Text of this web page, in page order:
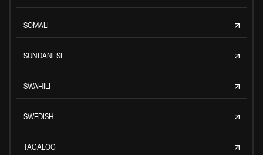
SOMALI
SUNDANESE
SWAHILI
SWEDISH
TAGALOG